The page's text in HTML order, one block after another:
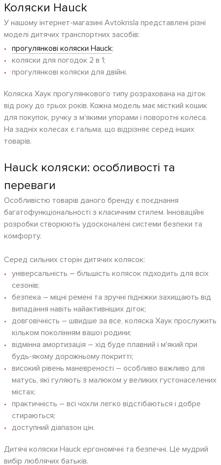
Коляски Hauck
У нашому інтернет-магазині Avtokrisla представлені різні
моделі дитячих транспортних засобів:
прогулянкові коляски Hauck;
коляски для погодок 2 в 1;
прогулянкові коляски для двійні.
Коляска Хаук прогулянкового типу розрахована на діток
від року до трьох років. Кожна модель має місткий кошик
для покупок, ручку з м'якими упорами і поворотні колеса.
На задніх колесах є гальма, що відрізняє серед інших
товарів.
Hauck коляски: особливості та
переваги
Особливістю товарів даного бренду є поєднання
багатофункціональності з класичним стилем. Інноваційні
розробки створюють удосконалені системи безпеки та
комфорту.
Серед сильних сторін дитячих колясок:
універсальність – більшість колясок підходить для всіх
сезонів;
безпека – міцні ремені та зручні підніжки захищають від
випадання навіть найактивніших діток;
довговічність – швидше за все, коляска Хаук прослужить
кільком поколінням вашої родини;
відмінна амортизація – хід буде плавний і м'який при
будь-якому дорожньому покритті;
високий рівень маневреності – особливо важливо для
матусь, які гуляють з малюком у великих густонаселених
містах;
практичність – всі чохли легко відстібаються і добре
стираються;
доступний діапазон цін.
Дитячі коляски Hauck ергономічні та безпечні. Це мудрий
вибір люблячих батьків.